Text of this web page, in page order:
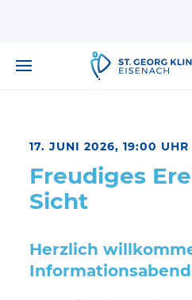
17. JUNI 2026, 19:00 UHR
Freudiges
Sicht
Herzlich